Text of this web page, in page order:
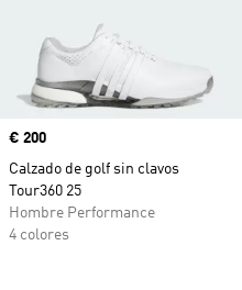
Precio
€ 200
Calzado de golf sin clavos
Tour360 25
Hombre Performance
4 colores